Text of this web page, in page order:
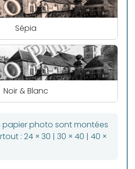
Sépia
Noir & Blanc
papier photo sont montées
: 24 × 30 | 30 × 40 | 40 ×